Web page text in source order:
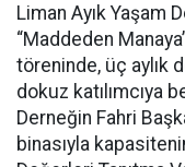
Liman Ayık Yaşam
“Maddeden
töreninde, üç aylık
dokuz katılımcıya
Derneğin Fahri
binasıyla